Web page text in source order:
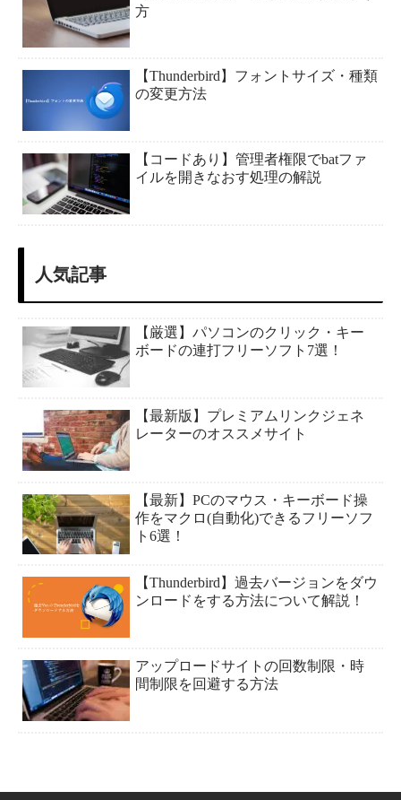
方
【Thunderbird】フォントサイズ・種類
の変更方法
【コードあり】管理者権限でbatファ
イルを開きなおす処理の解説
人気記事
【厳選】パソコンのクリック・キー
ボードの連打フリーソフト7選！
【最新版】プレミアムリンクジェネ
レーターのオススメサイト
【最新】PCのマウス・キーボード操
作をマクロ(自動化)できるフリーソフ
ト6選！
【Thunderbird】過去バージョンをダウ
ンロードをする方法について解説！
アップロードサイトの回数制限・時
間制限を回避する方法